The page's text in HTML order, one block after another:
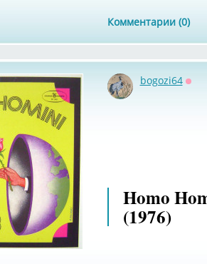
Комментарии (0)
bogozi64
Homo
(1976)